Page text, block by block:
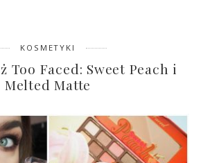
KOSMETYKI
Too Faced: Sweet Peach i
Melted Matte